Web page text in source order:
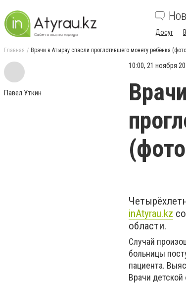
Досуг
Главная Врачи в Атырау спасли проглотившего монету ребёнка
Павел Уткин
10:00, 21 ноября
inAtyrau.kz
области.
Случай
больницы
пациента.
Врачи